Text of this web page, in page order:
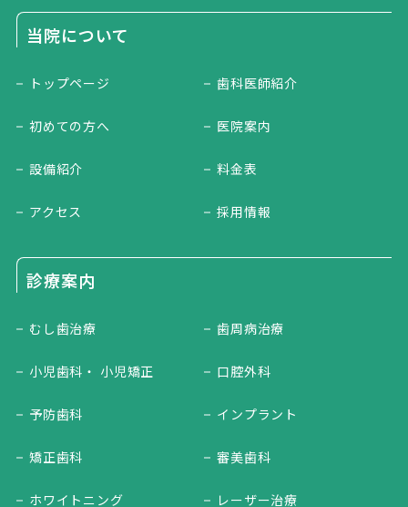
当院について
トップページ 歯科医師紹介
初めての方へ 医院案内
設備紹介 料金表
アクセス 採用情報
診療案内
むし歯治療 歯周病治療
小児歯科・ 小児矯正 口腔外科
予防歯科 インプラント
矯正歯科 審美歯科
ホワイトニング レーザー治療